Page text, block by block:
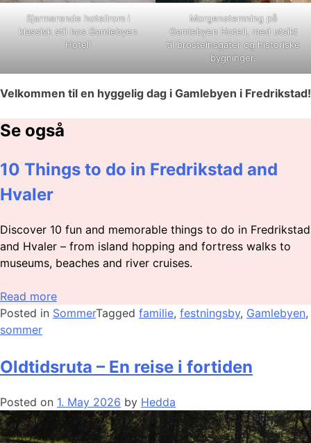
Sjarmerende hotellrom i
klassisk stil hos Gamlebyen
Hotell
Morgenstemning på
Gamlebyen Hotell, med utsikt
til brosteinsgater og historiske
bygninger.
Velkommen til en hyggelig dag i Gamlebyen i Fredrikstad!
Se også
10 Things to do in Fredrikstad and
Hvaler
Discover 10 fun and memorable things to do in Fredrikstad
and Hvaler – from island hopping and fortress walks to
museums, beaches and river cruises.
Read more
Posted in SommerTagged familie, festningsby, Gamlebyen,
sommer
Oldtidsruta – En reise i fortiden
Posted on 1. May 2026 by Hedda